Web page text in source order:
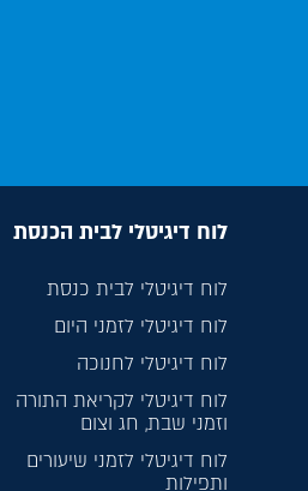
לוח דיגיטלי לבית הכנסת
לוח דיגיטלי לבית כנסת
לוח דיגיטלי לזמני היום
לוח דיגיטלי לחנוכה
לוח דיגיטלי לקריאת התורה
וזמני שבת, חג וצום
לוח דיגיטלי לזמני שיעורים
ותפילות